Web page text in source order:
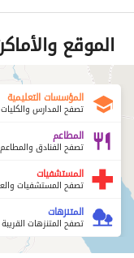
الموقع
المؤسسات التعليمية
تصفح المدارس
المطاعم
تصفح الفنادق
المستشفيات
تصفح المستشفيات
المتنزهات
تصفح المتنزهات القريبة